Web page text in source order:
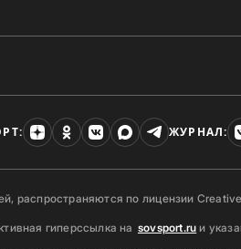
ЖУРНАЛ:
распространяются по лицензии
гиперссылка на sovsport.ru и